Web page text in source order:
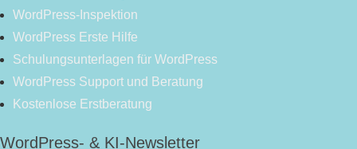
WordPress-Inspektion
WordPress Erste Hilfe
Schulungsunterlagen für WordPress
WordPress Support und Beratung
Kostenlose Erstberatung
WordPress- & KI-Newsletter